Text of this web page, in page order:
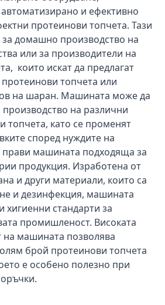
и ефективно
протеинови топчета. Тази
домашно производство на
или за производители на
които искат да предлагат
топчета или
на шаран. Машината може да
на различни
топчета, като се променят
според нуждите на
прави машината подходяща за
продукция. Изработена от
и други материали, които са
и дезинфекция, машината
хигиенни стандарти за
промишленост. Високата
на машината позволява
брой протеинови топчета
е особено полезно при